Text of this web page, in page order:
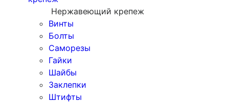
Нержавеющий крепеж
Винты
Болты
Саморезы
Гайки
Шайбы
Заклепки
Штифты